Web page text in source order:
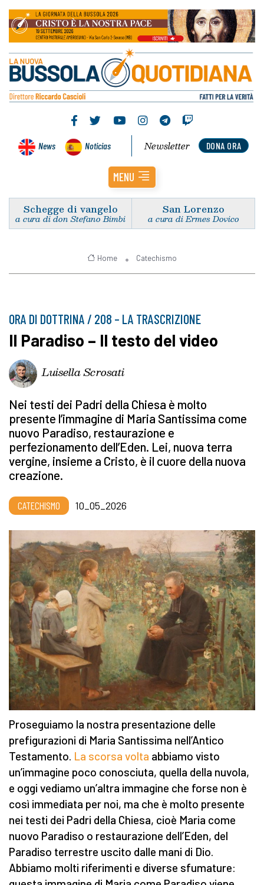
News Noticias DONA ORA
Newsletter
MENU
Schegge di vangelo
a cura di don Stefano Bimbi
San Lorenzo
a cura di Ermes Dovico
Home Catechismo
ORA DI DOTTRINA / 208 – LA TRASCRIZIONE
Il Paradiso – Il testo del video
Luisella Scrosati
Nei testi dei Padri della Chiesa è molto
presente l’immagine di Maria Santissima come
nuovo Paradiso, restaurazione e
perfezionamento dell’Eden. Lei, nuova terra
vergine, insieme a Cristo, è il cuore della nuova
creazione.
CATECHISMO 10_05_2026
Proseguiamo la nostra presentazione delle
prefigurazioni di Maria Santissima nell’Antico
Testamento. La scorsa volta abbiamo visto
un’immagine poco conosciuta, quella della nuvola,
e oggi vediamo un’altra immagine che forse non è
così immediata per noi, ma che è molto presente
nei testi dei Padri della Chiesa, cioè Maria come
nuovo Paradiso o restaurazione dell’Eden, del
Paradiso terrestre uscito dalle mani di Dio.
Abbiamo molti riferimenti e diverse sfumature: